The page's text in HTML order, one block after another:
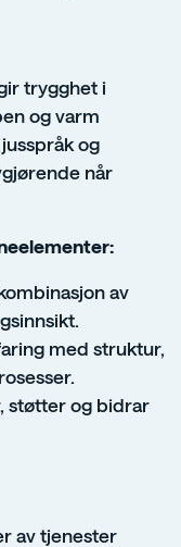
trygghet i
og varm
og
når
av
med struktur,
støtter og bidrar
av tjenester